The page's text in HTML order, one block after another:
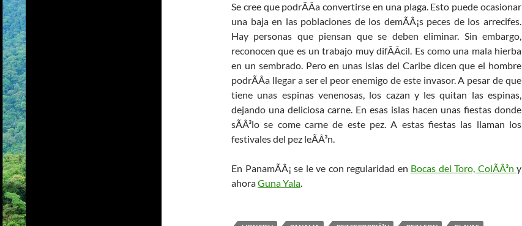
Se cree que podrÃÂ­a convertirse en una plaga. Esto puede ocasionar
una baja en las poblaciones de los demÃÂ¡s peces de los arrecifes.
Hay personas que piensan que se deben eliminar. Sin embargo,
reconocen que es un trabajo muy difÃÂ­cil. Es como una mala hierba
en un sembrado. Pero en unas islas del Caribe dicen que el hombre
podrÃÂ­a llegar a ser el peor enemigo de este invasor. A pesar de que
tiene unas espinas venenosas, los cazan y les quitan las espinas,
dejando una deliciosa carne. En esas islas hacen unas fiestas donde
sÃÂ³lo se come carne de este pez. A estas fiestas las llaman los
festivales del pez leÃÂ³n.
En PanamÃÂ¡ se le ve con regularidad en Bocas del Toro, ColÃÂ³n y
ahoraGuna Yala.